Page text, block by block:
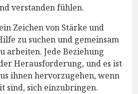
verstanden fühlen.
Zeichen von Stärke und
zu suchen und gemeinsam
arbeiten. Jede Beziehung
Herausforderung, und es ist
ihnen hervorzugehen, wenn
sind, sich einzubringen.